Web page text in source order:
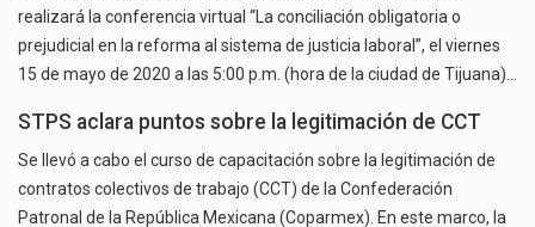
realizará la conferencia virtual “La conciliación obligatoria o
prejudicial en la reforma al sistema de justicia laboral”, el viernes
15 de mayo de 2020 a las 5:00 p.m. (hora de la ciudad de Tijuana)…
STPS aclara puntos sobre la legitimación de CCT
Se llevó a cabo el curso de capacitación sobre la legitimación de
contratos colectivos de trabajo (CCT) de la Confederación
Patronal de la República Mexicana (Coparmex). En este marco, la